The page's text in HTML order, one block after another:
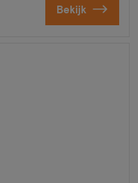
Bekijk